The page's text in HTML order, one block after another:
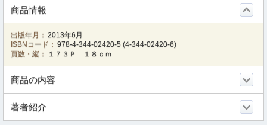
商品情報
出版年月： 2013年6月
ISBNコード： 978-4-344-02420-5 (4-344-02420-6)
頁数・縦：
１７３Ｐ １８ｃｍ
商品の内容
著者紹介